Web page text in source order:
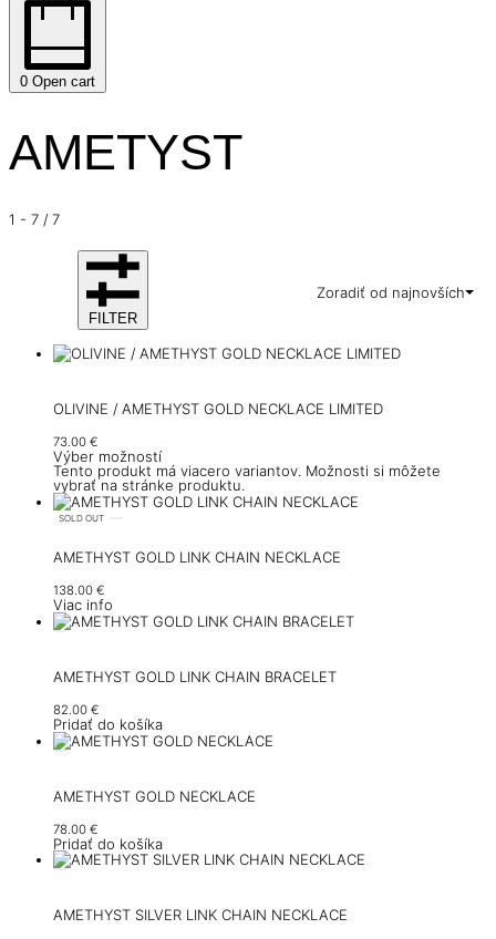
0 Open cart
AMETYST
1 - 7 / 7
Zoradiť od najnovších
FILTER
OLIVINE / AMETHYST GOLD NECKLACE LIMITED
73.00 €
Výber možností
Tento produkt má viacero variantov. Možnosti si môžete
vybrať na stránke produktu.
SOLD OUT
AMETHYST GOLD LINK CHAIN NECKLACE
138.00 €
Viac info
AMETHYST GOLD LINK CHAIN BRACELET
82.00 €
Pridať do košíka
AMETHYST GOLD NECKLACE
78.00 €
Pridať do košíka
AMETHYST SILVER LINK CHAIN NECKLACE